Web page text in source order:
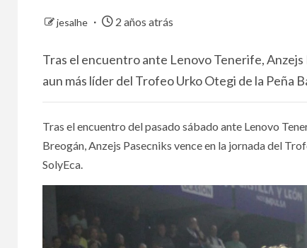
jesalhe 2 años atrás
Tras el encuentro ante Lenovo Tenerife, Anzejs
aun más líder del Trofeo Urko Otegi de la Peña
Tras el encuentro del pasado sábado ante Lenovo
Breogán, Anzejs Pasecniks vence en la jornada del
SolyEca.